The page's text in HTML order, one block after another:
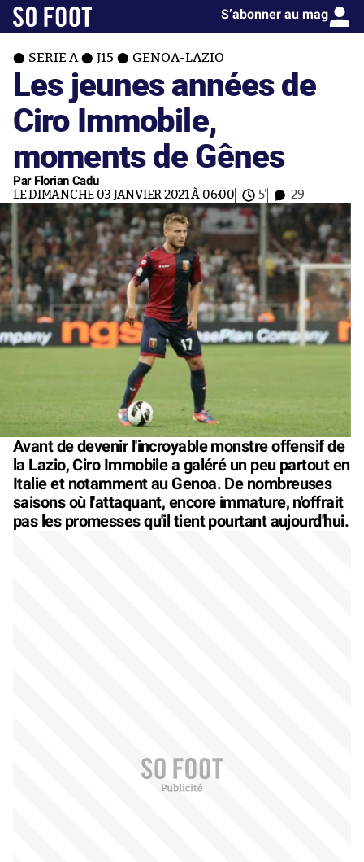
S’abonner au mag
SERIE A J15 GENOA-LAZIO
Les jeunes années de
Ciro Immobile,
moments de Gênes
Par Florian Cadu
LE DIMANCHE 03 JANVIER 2021 À 06:00 5' 29
Avant de devenir l'incroyable monstre offensif de
la Lazio, Ciro Immobile a galéré un peu partout en
Italie et notamment au Genoa. De nombreuses
saisons où l'attaquant, encore immature, n'offrait
pas les promesses qu'il tient pourtant aujourd'hui.